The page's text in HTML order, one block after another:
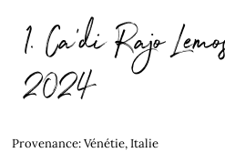
1. Ca'di Rajo
2024
Provenance: Vénétie, Italie